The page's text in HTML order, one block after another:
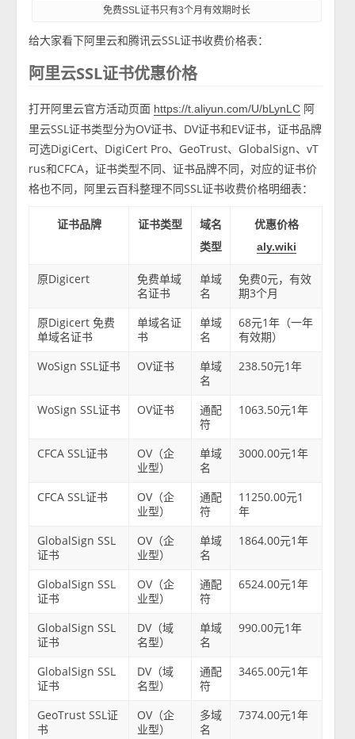
免费SSL证书只有3个月有效期时长
给大家看下阿里云和腾讯云SSL证书收费价格表：
阿里云SSL证书优惠价格
打开阿里云官方活动页面 https://t.aliyun.com/U/bLynLC 阿
里云SSL证书类型分为OV证书、DV证书和EV证书，证书品牌
可选DigiCert、DigiCert Pro、GeoTrust、GlobalSign、vT
rus和CFCA，证书类型不同、证书品牌不同，对应的证书价
格也不同，阿里云百科整理不同SSL证书收费价格明细表：
证书品牌 证书类型
域名
类型
优惠价格
aly.wiki
原Digicert
免费单域
名证书
单域
名
免费0元，有效
期3个月
原Digicert 免费
单域名证书
单域名证
书
单域
名
68元1年（一年
有效期）
WoSign SSL证书
OV证书
单域
名
238.50元1年
WoSign SSL证书 OV证书
通配
符
1063.50元1年
CFCA SSL证书
OV（企
业型）
单域
名
3000.00元1年
CFCA SSL证书
OV（企
业型）
通配
符
11250.00元1
年
GlobalSign SSL
证书
OV（企
业型）
单域
名
1864.00元1年
GlobalSign SSL
证书
OV（企
业型）
通配
符
6524.00元1年
GlobalSign SSL
证书
DV（域
名型）
单域
名
990.00元1年
GlobalSign SSL
证书
DV（域
名型）
通配
符
3465.00元1年
GeoTrust SSL证
书
OV（企
业型）
多域
名
7374.00元1年